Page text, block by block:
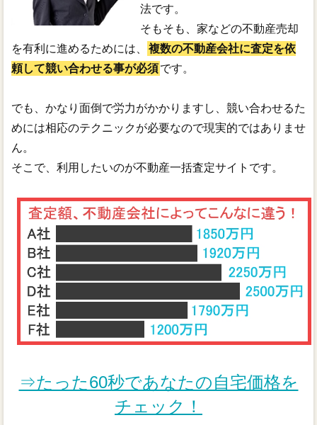
法です。
そもそも、家などの不動産売却
を有利に進めるためには、
複数の不動産会社に査定を依
頼して競い合わせる事が必須です。
でも、かなり面倒で労力がかかりますし、競い合わせるた
めには相応のテクニックが必要なので現実的ではありませ
ん。
そこで、利用したいのが不動産一括査定サイトです。
⇒たった60秒であなたの自宅価格を
チェック！